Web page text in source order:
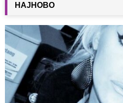
НАЈНОВО